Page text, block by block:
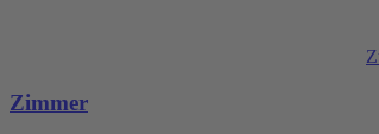
Zimmer